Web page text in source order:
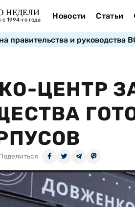
НЕДЕЛИ
1994-го года Новости Статьи
правительства и руководства
ЦЕНТР